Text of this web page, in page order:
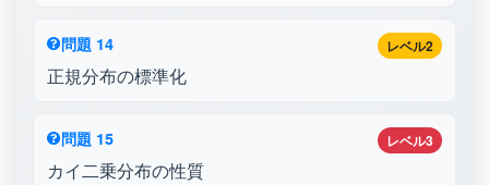
レベル2
問題 14
正規分布の標準化
レベル3
問題 15
カイ二乗分布の性質